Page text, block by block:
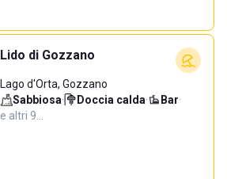
Lido di Gozzano
Lago d'Orta, Gozzano
Sabbiosa· Doccia calda· Bar·
e altri 9…